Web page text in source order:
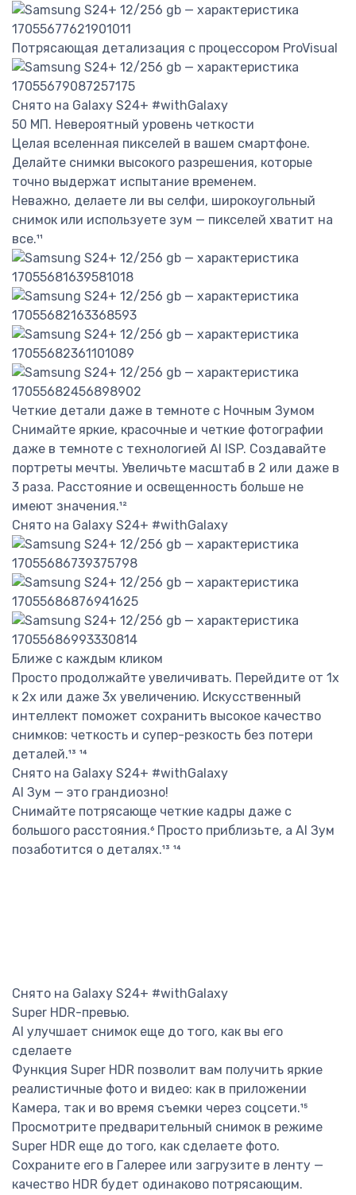
Потрясающая детализация с процессором ProVisual
Снято на Galaxy S24+ #withGalaxy
50 МП. Невероятный уровень четкости
Целая вселенная пикселей в вашем смартфоне.
Делайте снимки высокого разрешения, которые
точно выдержат испытание временем.
Неважно, делаете ли вы селфи, широкоугольный
снимок или используете зум — пикселей хватит на
все.¹¹
Четкие детали даже в темноте с Ночным Зумом
Снимайте яркие, красочные и четкие фотографии
даже в темноте с технологией AI ISP. Создавайте
портреты мечты. Увеличьте масштаб в 2 или даже в
3 раза. Расстояние и освещенность больше не
имеют значения.¹²
Снято на Galaxy S24+ #withGalaxy
Ближе с каждым кликом
Просто продолжайте увеличивать. Перейдите от 1x
к 2x или даже 3x увеличению. Искусственный
интеллект поможет сохранить высокое качество
снимков: четкость и супер-резкость без потери
деталей.¹³ ¹⁴
Снято на Galaxy S24+ #withGalaxy
AI Зум — это грандиозно!
Снимайте потрясающе четкие кадры даже с
большого расстояния.⁶ Просто приблизьте, а AI Зум
позаботится о деталях.¹³ ¹⁴
Снято на Galaxy S24+ #withGalaxy
Super HDR-превью.
AI улучшает снимок еще до того, как вы его
сделаете
Функция Super HDR позволит вам получить яркие
реалистичные фото и видео: как в приложении
Камера, так и во время съемки через соцсети.¹⁵
Просмотрите предварительный снимок в режиме
Super HDR еще до того, как сделаете фото.
Сохраните его в Галерее или загрузите в ленту —
качество HDR будет одинаково потрясающим.